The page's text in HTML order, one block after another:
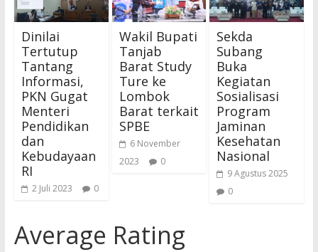
Dinilai
Tertutup
Tantang
Informasi,
PKN Gugat
Menteri
Pendidikan
dan
Kebudayaan
RI
2 Juli 2023 0
Wakil Bupati
Tanjab
Barat Study
Ture ke
Lombok
Barat terkait
SPBE
6 November
2023
0
Sekda
Subang
Buka
Kegiatan
Sosialisasi
Program
Jaminan
Kesehatan
Nasional
9 Agustus 2025
0
Average Rating